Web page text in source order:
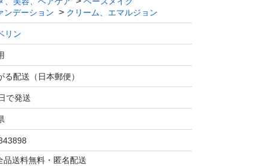
すので神経質な方はご遠慮下さい
ンデーション
クリーム、エマルジョン
リン
る配送（日本郵便）
で発送
品送料無料・匿名配送